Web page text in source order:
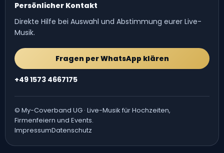
Persönlicher Kontakt
Direkte Hilfe bei Auswahl und Abstimmung eurer Live-
Musik.
Fragen per WhatsApp klären
+49 1573 4667175
© My-Coverband UG · Live-Musik für Hochzeiten,
Firmenfeiern und Events.
ImpressumDatenschutz